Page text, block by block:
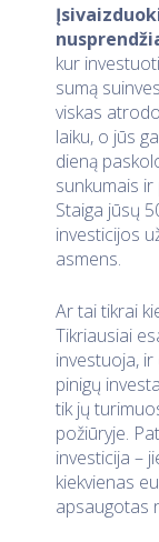
kur
sumą
viskas
laiku, o jūs
dieną
sunkumais
Staiga jūsų
investicijos
asmens.
Ar tai tikrai
Tikriausiai
investuoja, ir
pinigų
tik jų
požiūryje.
investicija –
kiekvienas
apsaugotas